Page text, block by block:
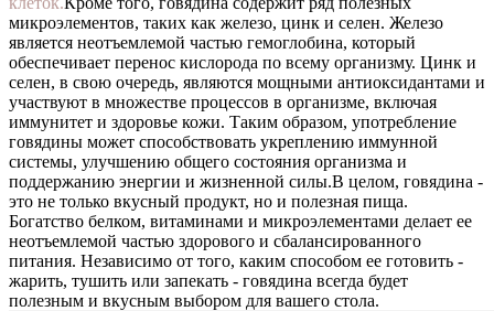
микроэлементов, таких как железо, цинк и селен. Железо
является неотъемлемой частью гемоглобина, который
обеспечивает перенос кислорода по всему организму. Цинк и
селен, в свою очередь, являются мощными антиоксидантами и
участвуют в множестве процессов в организме, включая
иммунитет и здоровье кожи. Таким образом, употребление
говядины может способствовать укреплению иммунной
системы, улучшению общего состояния организма и
поддержанию энергии и жизненной силы.В целом, говядина -
это не только вкусный продукт, но и полезная пища.
Богатство белком, витаминами и микроэлементами делает ее
неотъемлемой частью здорового и сбалансированного
питания. Независимо от того, каким способом ее готовить -
жарить, тушить или запекать - говядина всегда будет
полезным и вкусным выбором для вашего стола.